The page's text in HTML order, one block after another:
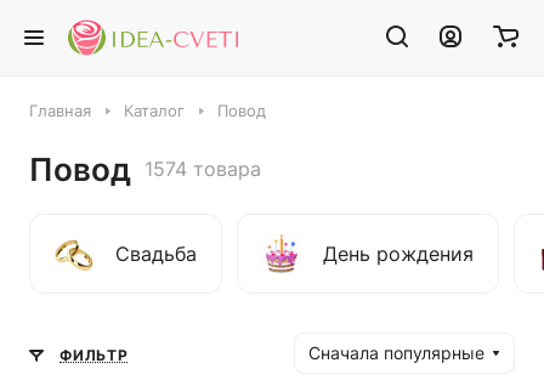
Главная Каталог Повод
Повод 1574 товара
Свадьба День рождения
ФИЛЬТР Сначала популярные